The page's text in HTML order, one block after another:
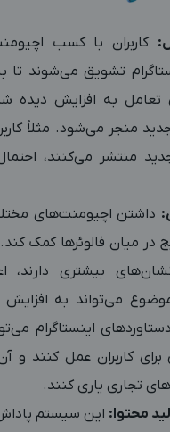
کاربران با کسب
تشویق می‌شوند تا
تعامل به افزایش
منجر می‌شود. مثلاً
منتشر می‌کنند،
داشتن اچیومنت‌های
در میان فالوئرها کمک کند.
بیشتری دارند،
می‌تواند به افزایش
اینستاگرام
برای کاربران عمل کنند
تجاری یاری کنند.
محتوا: این سیستم